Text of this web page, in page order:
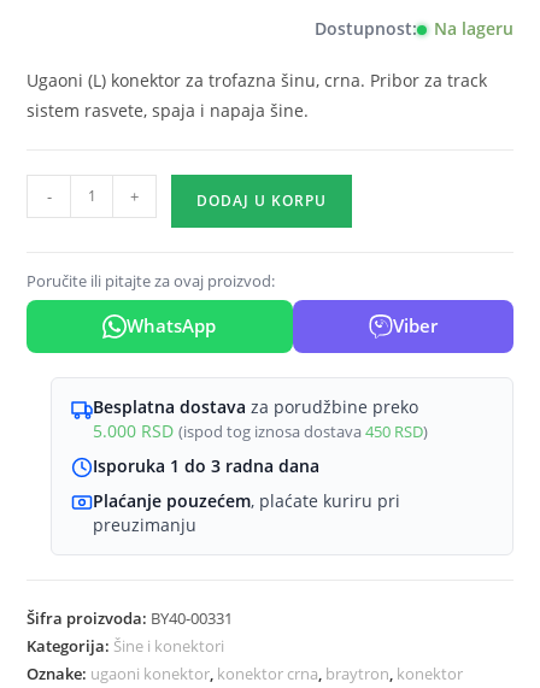
Dostupnost: Na lageru
Ugaoni (L) konektor za trofazna šinu, crna. Pribor za track
sistem rasvete, spaja i napaja šine.
konektor
za
šinu
trofazna
Braytron
TrackRail
količina
- + DODAJ U KORPU
Poručite ili pitajte za ovaj proizvod:
WhatsApp Viber
Besplatna dostava za porudžbine preko
5.000 RSD (ispod tog iznosa dostava450 RSD)
Isporuka 1 do 3 radna dana
Plaćanje pouzećem, plaćate kuriru pri
preuzimanju
Šifra proizvoda: BY40-00331
Kategorija: Šine i konektori
Oznake: ugaoni konektor, konektor crna, braytron, konektor